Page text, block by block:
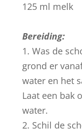
125 ml melk
Bereiding:
1. Was de
grond er
water en het
Laat een bak
water.
2. Schil de